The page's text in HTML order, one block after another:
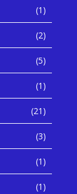
(1)
(2)
(5)
(1)
(21)
(3)
(1)
(1)